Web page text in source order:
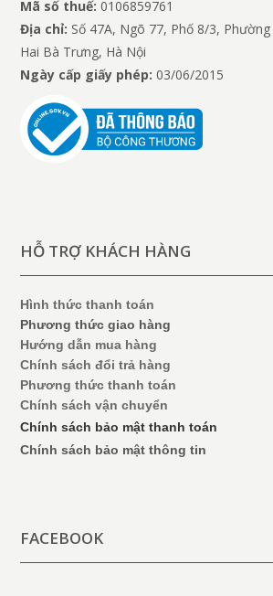
Mã số thuế:0106859761
Địa chỉ: Số 47A, Ngõ 77, Phố 8/3,
Hai Bà Trưng, Hà Nội
Ngày cấp giấy phép: 03/06/2015
HỖ TRỢ KHÁCH HÀNG
Hình thức thanh toán
Phương thức giao hàng
Hướng dẫn mua hàng
Chính sách đổi trả hàng
Phương thức thanh toán
Chính sách vận chuyển
Chính sách bảo mật thanh toán
Chính sách bảo mật thông tin
FACEBOOK